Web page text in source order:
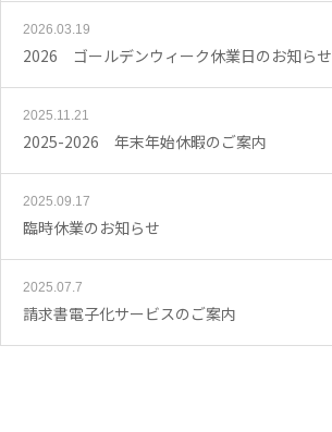
2026.03.19
2026 ゴールデンウィーク休業日のお知らせ
2025.11.21
2025-2026 年末年始休暇のご案内
2025.09.17
臨時休業のお知らせ
2025.07.7
請求書電子化サービスのご案内